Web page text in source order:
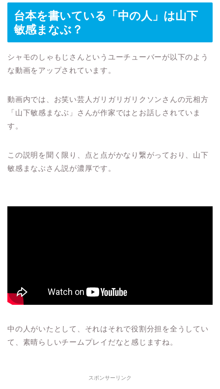
台本を書いている「中の人」は山下
敏感まなぶ？
シャモのしゃもじさんというユーチューバーが以下のよう
な動画をアップされています。
動画内では、お笑い芸人ガリガリガリクソンさんの元相方
「山下敏感まなぶ」さんが作家ではとお話しされていま
す。
この説明を聞く限り、点と点がかなり繋がっており、山下
敏感まなぶさん説が濃厚です。
中の人がいたとして、それはそれで役割分担を全うしてい
て、素晴らしいチームプレイだなと感じますね。
スポンサーリンク